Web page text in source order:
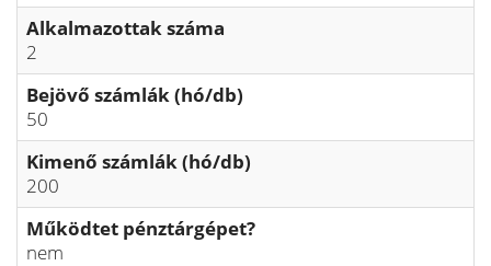
Alkalmazottak száma
2
Bejövő számlák (hó/db)
50
Kimenő számlák (hó/db)
200
Működtet pénztárgépet?
nem